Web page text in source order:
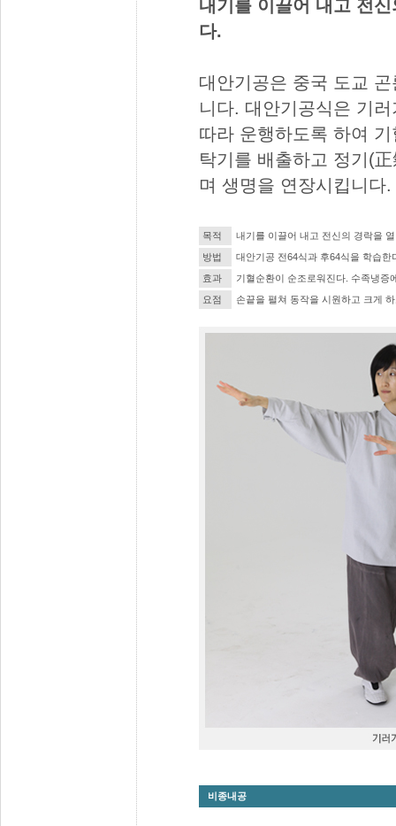
내기를 이끌어 내고 전
다.
대안기공은 중국 도교
니다. 대안기공식은 기
따라 운행하도록 하여
탁기를 배출하고 정기(
며 생명을 연장시킵니다.
목적
내기를 이끌어 내고 전신의 경락을
방법
대안기공 전64식과 후64식을 학습한
효과
기혈순환이 순조로워진다. 수족냉증
요점
손끝을 펼쳐 동작을 시원하고 크게
비종내공